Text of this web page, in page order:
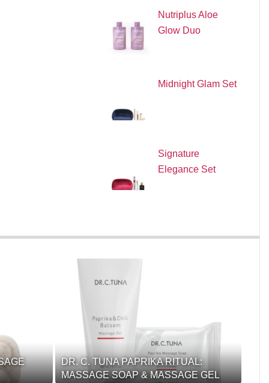
Nutriplus Aloe
Glow Duo
Midnight Glam Set
Signature
Elegance Set
DR. C. TUNA PAPRIKA RITUAL:
MASSAGE SOAP & MASSAGE GEL